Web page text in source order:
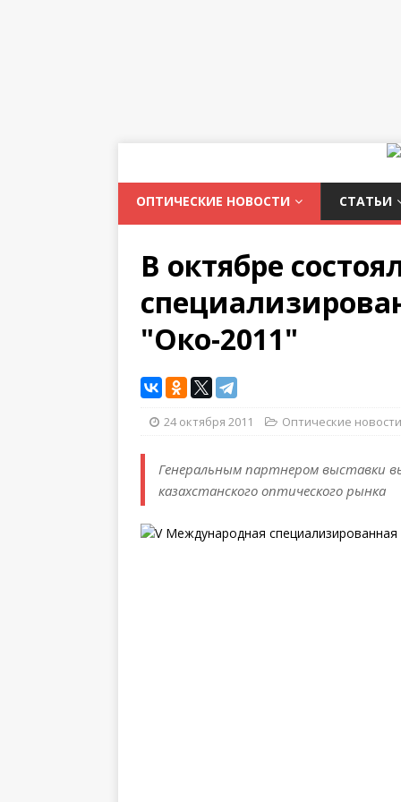
ОПТИЧЕСКИЕ НОВОСТИ СТАТЬИ
В октябре
"Око-2011"
24 октября 2011 Оптические новости
Генеральным партнером выставки
казахстанского оптического рынка